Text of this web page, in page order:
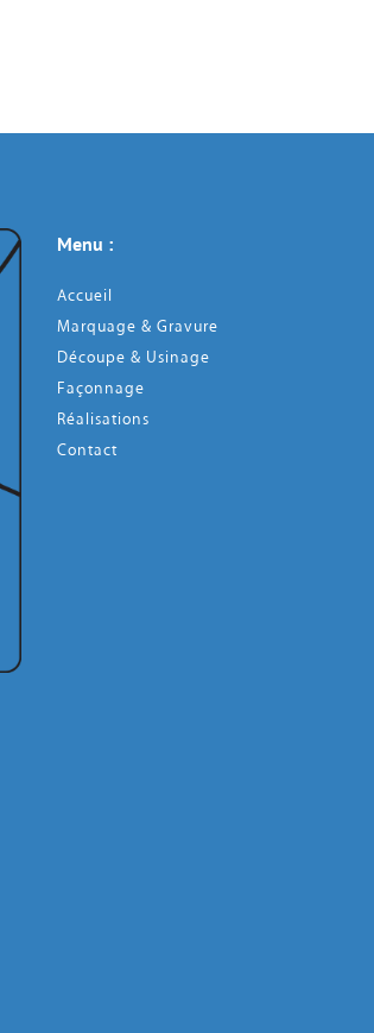
Menu :
Accueil
Marquage & Gravure
Découpe & Usinage
Façonnage
Réalisations
Contact